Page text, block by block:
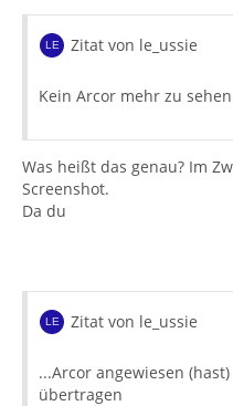
Zitat von le_ussie
Kein Arcor mehr zu
Was heißt das genau? Im
Screenshot.
Da du
Zitat von le_ussie
...Arcor angewiesen
übertragen